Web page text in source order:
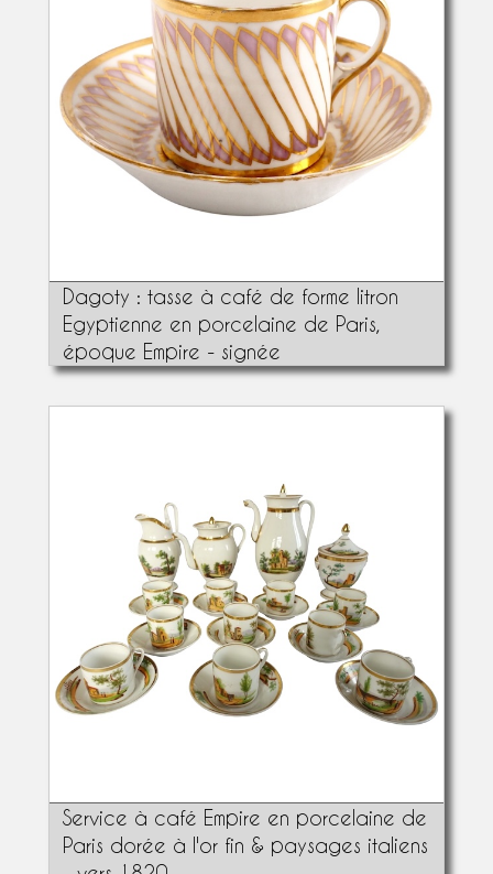
Dagoty : tasse à café de forme litron
Egyptienne en porcelaine de Paris,
époque Empire - signée
Service à café Empire en porcelaine de
Paris dorée à l'or fin & paysages italiens